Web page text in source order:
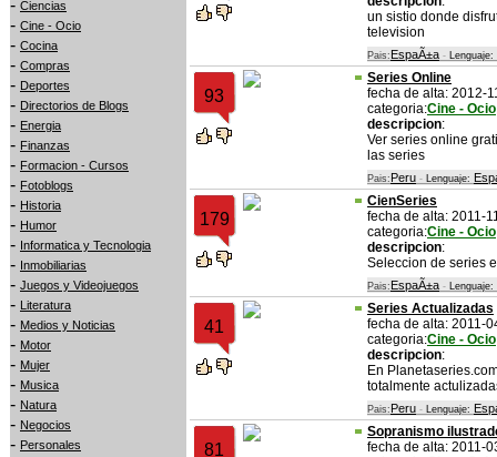
- Ciencias
- Cine - Ocio
- Cocina
- Compras
- Deportes
- Directorios de Blogs
- Energia
- Finanzas
- Formacion - Cursos
- Fotoblogs
- Historia
- Humor
- Informatica y Tecnologia
- Inmobiliarias
- Juegos y Videojuegos
- Literatura
- Medios y Noticias
- Motor
- Mujer
- Musica
- Natura
- Negocios
- Personales
un sistio donde
television
Pais: EspaÃ±a - Lenguaje:
93
Series Online
fecha de alta: 2012-
categoria:Cine - Ocio
descripcion:
Ver series online
las series
Pais: Peru - Lenguaje:
179
CienSeries
fecha de alta: 2011-
categoria:Cine - Ocio
descripcion:
Seleccion de series
Pais: EspaÃ±a - Lenguaje:
41
Series Actualizadas
fecha de alta: 2011-
categoria:Cine - Ocio
descripcion:
En
totalmente
Pais: Peru - Lenguaje:
81
Sopranismo
fecha de alta: 2011-